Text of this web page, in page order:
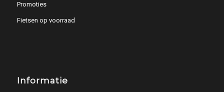
Promoties
Fietsen op voorraad
Informatie